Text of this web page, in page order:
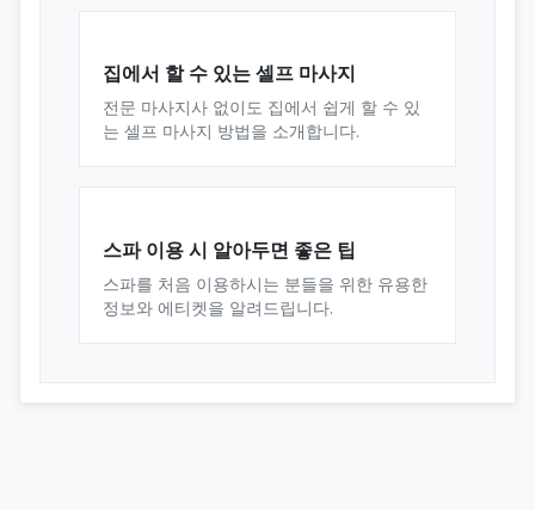
집에서 할 수 있는 셀프 마사지
전문 마사지사 없이도 집에서 쉽게 할 수 있
는 셀프 마사지 방법을 소개합니다.
스파 이용 시 알아두면 좋은 팁
스파를 처음 이용하시는 분들을 위한 유용한
정보와 에티켓을 알려드립니다.